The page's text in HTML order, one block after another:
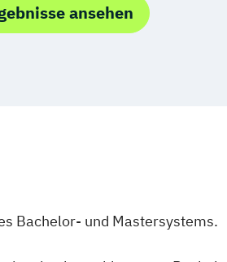
ansehen
Bachelor- und Mastersystems.